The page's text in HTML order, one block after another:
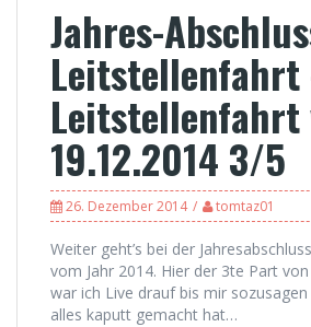
Jahres-
Leitstellenfahrt
Leitstellenfahrt
19.12.2014 3/5
26. Dezember 2014 tomtaz01
Weiter geht’s bei der
vom Jahr 2014. Hier der 3te Part
war ich Live drauf bis mir
alles kaputt gemacht hat…